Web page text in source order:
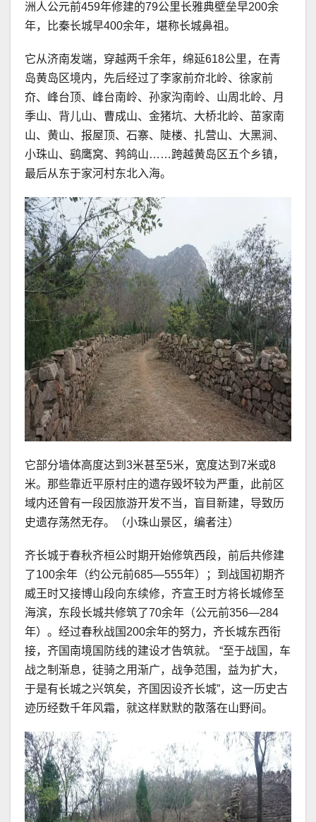
洲人公元前459年修建的79公里长雅典壁垒早200余
年，比秦长城早400余年，堪称长城鼻祖。
它从济南发端，穿越两千余年，绵延618公里，在青
岛黄岛区境内，先后经过了李家前夼北岭、徐家前
夼、峰台顶、峰台南岭、孙家沟南岭、山周北岭、月
季山、背儿山、曹成山、金猪坑、大桥北岭、苗家南
山、黄山、报屋顶、石寨、陡楼、扎营山、大黑涧、
小珠山、鹞鹰窝、鹁鸽山……跨越黄岛区五个乡镇，
最后从东于家河村东北入海。
它部分墙体高度达到3米甚至5米，宽度达到7米或8
米。那些靠近平原村庄的遗存毁坏较为严重，此前区
域内还曾有一段因旅游开发不当，盲目新建，导致历
史遗存荡然无存。（小珠山景区，编者注）
齐长城于春秋齐桓公时期开始修筑西段，前后共修建
了100余年（约公元前685—555年）；到战国初期齐
威王时又接博山段向东续修，齐宣王时方将长城修至
海滨，东段长城共修筑了70余年（公元前356—284
年）。经过春秋战国200余年的努力，齐长城东西衔
接，齐国南境国防线的建设才告筑就。 “至于战国，车
战之制渐息，徒骑之用渐广，战争范围，益为扩大，
于是有长城之兴筑矣，齐国因设齐长城”，这一历史古
迹历经数千年风霜，就这样默默的散落在山野间。